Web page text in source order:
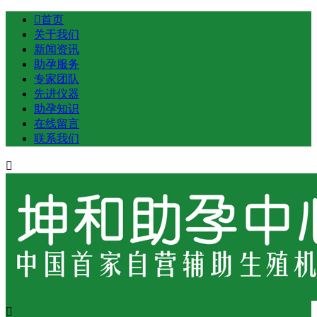
首页
关于我们
新闻资讯
助孕服务
专家团队
先进仪器
助孕知识
在线留言
联系我们

